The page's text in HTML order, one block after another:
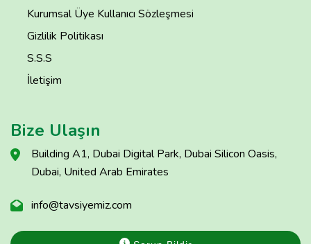
Kurumsal Üye Kullanıcı Sözleşmesi
Gizlilik Politikası
S.S.S
İletişim
Bize Ulaşın
Building A1, Dubai Digital Park, Dubai Silicon Oasis,
Dubai, United Arab Emirates
info@tavsiyemiz.com